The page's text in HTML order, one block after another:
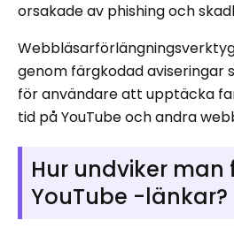
orsakade av phishing och
genom färgkodad aviseringar
för användare att upptäcka
tid på YouTube och andra
Hur undviker man
YouTube -länkar?